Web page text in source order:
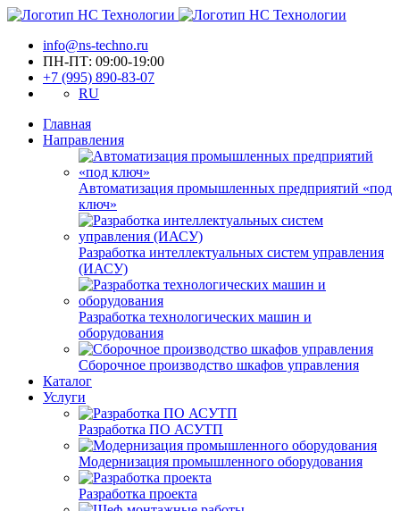
info@ns-techno.ru
ПН-ПТ: 09:00-19:00
+7 (995) 890-83-07
RU
Главная
Направления
Автоматизация промышленных предприятий «под
ключ»
Разработка интеллектуальных систем управления
(ИАСУ)
Разработка технологических машин и
оборудования
Сборочное производство шкафов управления
Каталог
Услуги
Разработка ПО АСУТП
Модернизация промышленного оборудования
Разработка проекта